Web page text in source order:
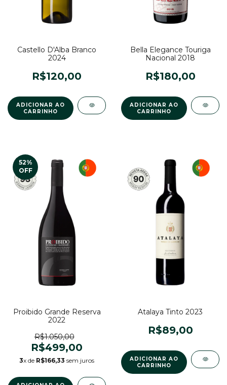
Castello D'Alba Branco
2024
R$120,00
Bella Elegance Touriga
Nacional 2018
R$180,00
52%
OFF
Proibido Grande Reserva
2022
R$1.050,00
R$499,00
3x de R$166,33 sem juros
Atalaya Tinto 2023
R$89,00